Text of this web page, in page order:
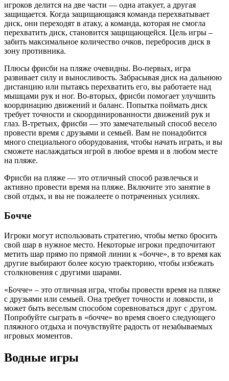
игроков делится на две части — одна атакует, а другая
защищается. Когда защищающаяся команда перехватывает
диск, они переходят в атаку, а команда, которая не смогла
перехватить диск, становится защищающейся. Цель игры –
забить максимальное количество очков, перебросив диск в
зону противника.
Плюсы фрисби на пляже очевидны. Во-первых, игра
развивает силу и выносливость. Забрасывая диск на дальнюю
дистанцию или пытаясь перехватить его, вы работаете над
мышцами рук и ног. Во-вторых, фрисби помогает улучшить
координацию движений и баланс. Попытка поймать диск
требует точности и скоординированности движений рук и
глаз. В-третьих, фрисби — это замечательный способ весело
провести время с друзьями и семьей. Вам не понадобится
много специального оборудования, чтобы начать играть, и вы
сможете наслаждаться игрой в любое время и в любом месте
на пляже.
Фрисби на пляже — это отличный способ развлечься и
активно провести время на пляже. Включите это занятие в
свой отдых, и вы не пожалеете о потраченных усилиях.
Бочче
Игроки могут использовать стратегию, чтобы метко бросить
свой шар в нужное место. Некоторые игроки предпочитают
метить шар прямо по прямой линии к «бочче», в то время как
другие выбирают более косую траекторию, чтобы избежать
столкновения с другими шарами.
«Бочче» – это отличная игра, чтобы провести время на пляже
с друзьями или семьей. Она требует точности и ловкости, и
может быть веселым способом соревноваться друг с другом.
Попробуйте сыграть в «бочче» во время своего следующего
пляжного отдыха и почувствуйте радость от незабываемых
игровых моментов.
Водные игры